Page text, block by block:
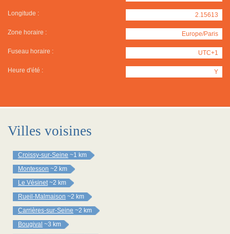
Longitude : 2.15613
Zone horaire : Europe/Paris
Fuseau horaire : UTC+1
Heure d'été : Y
Villes voisines
Croissy-sur-Seine ~1 km
Montesson ~2 km
Le Vésinet ~2 km
Rueil-Malmaison ~2 km
Carrières-sur-Seine ~2 km
Bougival ~3 km